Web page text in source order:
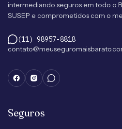
intermediando seguros em todo o
SUSEP e comprometidos com o
(11) 98957-8818
Seguros